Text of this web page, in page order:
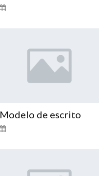
Modelo de escrito